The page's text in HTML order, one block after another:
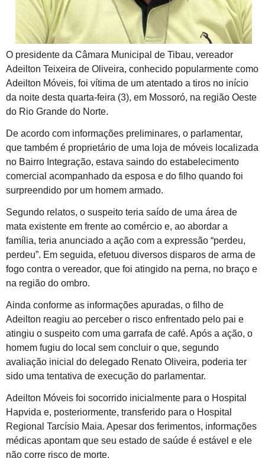
O presidente da Câmara Municipal de Tibau, vereador
Adeilton Teixeira de Oliveira, conhecido popularmente como
Adeilton Móveis, foi vítima de um atentado a tiros no início
da noite desta quarta-feira (3), em Mossoró, na região Oeste
do Rio Grande do Norte.
De acordo com informações preliminares, o parlamentar,
que também é proprietário de uma loja de móveis localizada
no Bairro Integração, estava saindo do estabelecimento
comercial acompanhado da esposa e do filho quando foi
surpreendido por um homem armado.
Segundo relatos, o suspeito teria saído de uma área de
mata existente em frente ao comércio e, ao abordar a
família, teria anunciado a ação com a expressão “perdeu,
perdeu”. Em seguida, efetuou diversos disparos de arma de
fogo contra o vereador, que foi atingido na perna, no braço e
na região do ombro.
Ainda conforme as informações apuradas, o filho de
Adeilton reagiu ao perceber o risco enfrentado pelo pai e
atingiu o suspeito com uma garrafa de café. Após a ação, o
homem fugiu do local sem concluir o que, segundo
avaliação inicial do delegado Renato Oliveira, poderia ter
sido uma tentativa de execução do parlamentar.
Adeilton Móveis foi socorrido inicialmente para o Hospital
Hapvida e, posteriormente, transferido para o Hospital
Regional Tarcísio Maia. Apesar dos ferimentos, informações
médicas apontam que seu estado de saúde é estável e ele
não corre risco de morte.